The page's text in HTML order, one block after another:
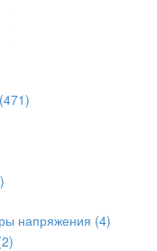
(471)
напряжения (4)